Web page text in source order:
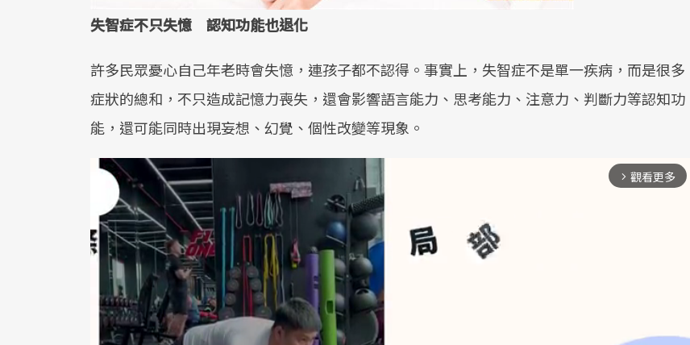
失智症不只失憶 認知功能也退化
許多民眾憂心自己年老時會失憶，連孩子都不認得。事實上，失智症不是單一疾病，而是很多
症狀的總和，不只造成記憶力喪失，還會影響語言能力、思考能力、注意力、判斷力等認知功
能，還可能同時出現妄想、幻覺、個性改變等現象。
arrow_forward_ios 觀看更多